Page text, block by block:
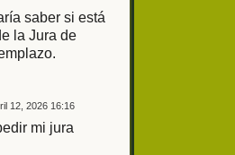
saber si está
la Jura de
12, 2026 16:16
mi jura